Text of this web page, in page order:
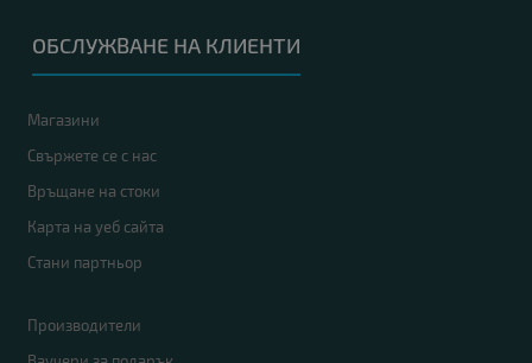
ОБСЛУЖВАНЕ НА КЛИЕНТИ
Магазини
Свържете се с нас
Връщане на стоки
Карта на уеб сайта
Стани партньор
Производители